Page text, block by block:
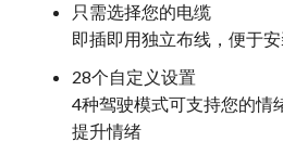
只需选择您的电缆
即插即用独立布线，便于
28个自定义设置
4种驾驶模式可支持您的情
提升情绪